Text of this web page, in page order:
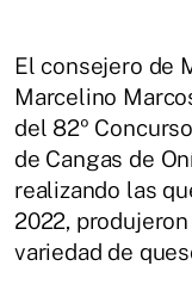
El consejero de
Marcelino
del 82º
de Cangas de
realizando las
2022,
variedad de